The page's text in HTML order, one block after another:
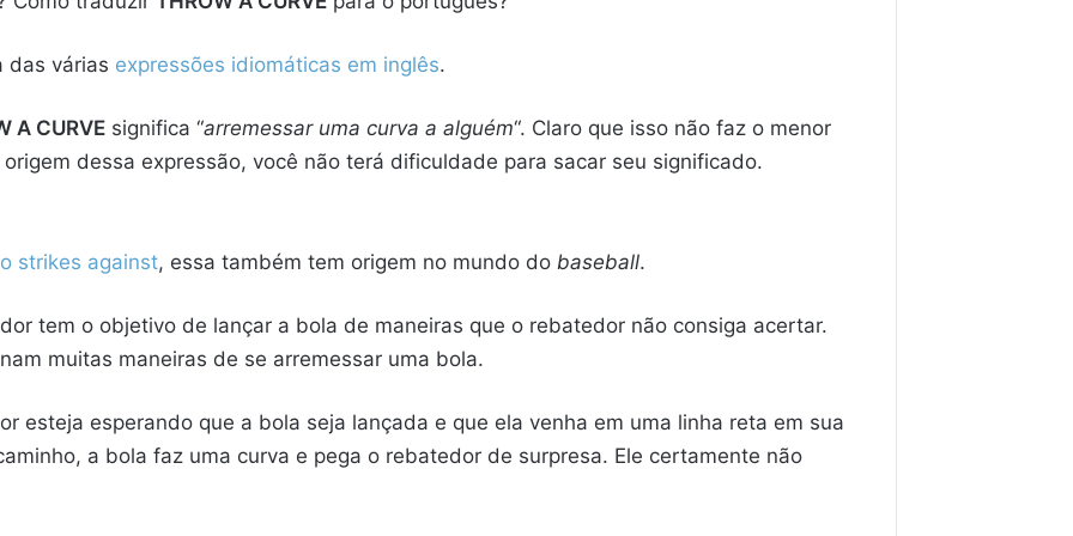
das várias expressões idiomáticas em inglês.
A CURVE significa “arremessar uma curva a alguém“. Claro que isso não faz o menor
dessa expressão, você não terá dificuldade para sacar seu significado.
strikes against, essa também tem origem no mundo do baseball.
tem o objetivo de lançar a bola de maneiras que o rebatedor não consiga acertar.
muitas maneiras de se arremessar uma bola.
esteja esperando que a bola seja lançada e que ela venha em uma linha reta em sua
a bola faz uma curva e pega o rebatedor de surpresa. Ele certamente não